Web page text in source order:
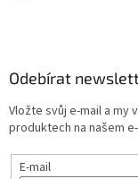
Odebírat
Vložte svůj e-mail a my
produktech na našem
E-mail